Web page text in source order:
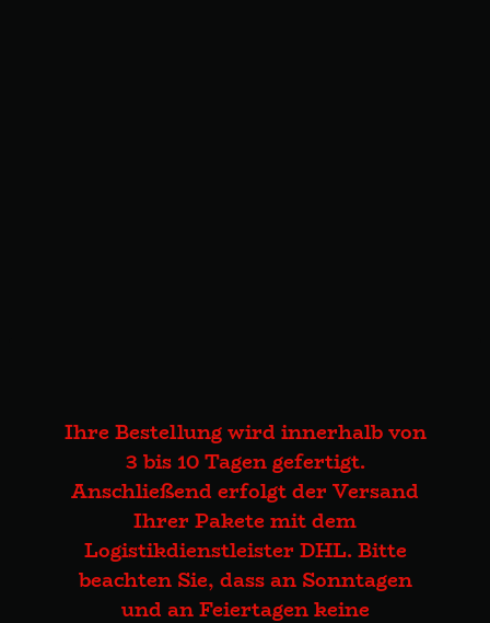
Ihre Bestellung wird innerhalb von
3 bis 10 Tagen gefertigt.
Anschließend erfolgt der Versand
Ihrer Pakete mit dem
Logistikdienstleister DHL. Bitte
beachten Sie, dass an Sonntagen
und an Feiertagen keine